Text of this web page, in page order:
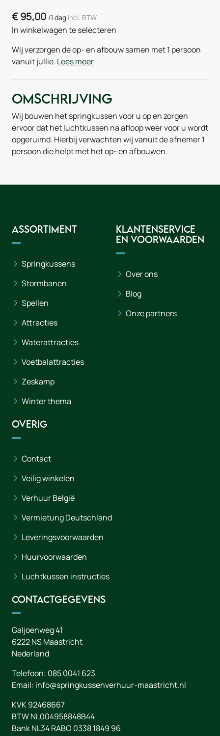
€95,00 /1 dag incl. BTW
In winkelwagen te selecteren
Wij verzorgen de op- en afbouw samen met 1 persoon
vanuit jullie. Lees meer
Omschrijving
Wij bouwen het springkussen voor u op en zorgen
ervoor dat het luchtkussen na afloop weer voor u wordt
opgeruimd. Hierbij verwachten wij vanuit de afnemer 1
persoon die helpt met het op- en afbouwen.
Assortiment
Springkussens
Stormbanen
Spellen
Attracties
Waterattracties
Voetbalattracties
Zeskamp
Winter thema
Klantenservice
en voorwaarden
Over ons
Blog
Onze partners
Overig
Contact
Veilig winkelen
Verhuur België
Vermietung Deutschland
Leveringsvoorwaarden
Huurvoorwaarden
Luchtkussen instructies
Contactgegevens
Galjoenweg 41
6222 NSMaastricht
Nederland
Telefoon: 085 0041 623
Email: info@springkussenverhuur-maastricht.nl
KVK 92468667
BTW NL004958848B44
Bank NL34 RABO 0338 1849 96